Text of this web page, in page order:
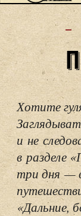
Хотите
и не
в разделе
три дня —
«Дальние,